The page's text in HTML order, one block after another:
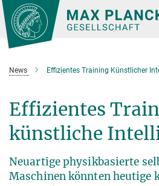
Hauptinhalt
News Effizientes Training Künstlicher
Effizientes
künstliche
Neuartige physikbasierte
Maschinen könnten heutige